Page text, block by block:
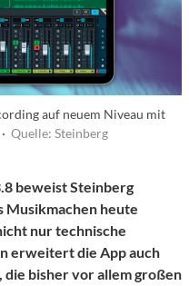
auf neuem Niveau mit
Quelle: Steinberg
beweist Steinberg
Musikmachen heute
nur technische
erweitert die App auch
bisher vor allem großen